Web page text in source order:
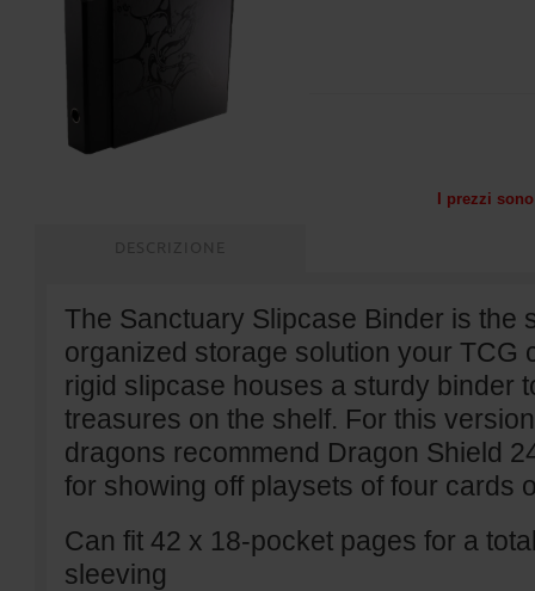
I prezzi
The Sanctuary Slipcase Binder is the
organized storage solution your TCG
rigid slipcase houses a sturdy binder
treasures on the shelf. For this
dragons recommend Dragon Shield
for showing off playsets of four cards
Can fit 42 x 18-pocket pages for a
sleeving